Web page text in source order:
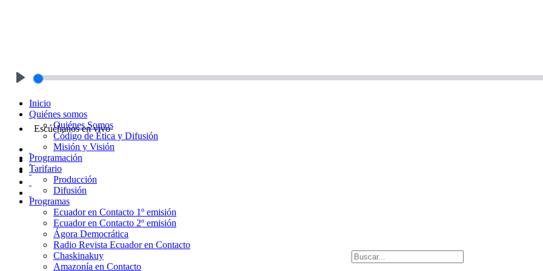
Escúchanos en vivo
Inicio
Quiénes somos
Quiénes Somos
Código de Ética y Difusión
Misión y Visión
Programación
Tarifario
Producción
Difusión
Programas
Ecuador en Contacto 1º emisión
Ecuador en Contacto 2º emisión
Ágora Democrática
Radio Revista Ecuador en Contacto
Chaskinakuy
Amazonía en Contacto